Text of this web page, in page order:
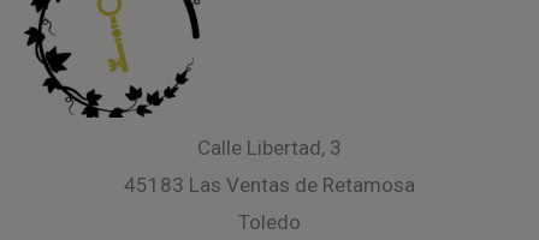
Calle Libertad, 3
45183 Las Ventas de Retamosa
Toledo